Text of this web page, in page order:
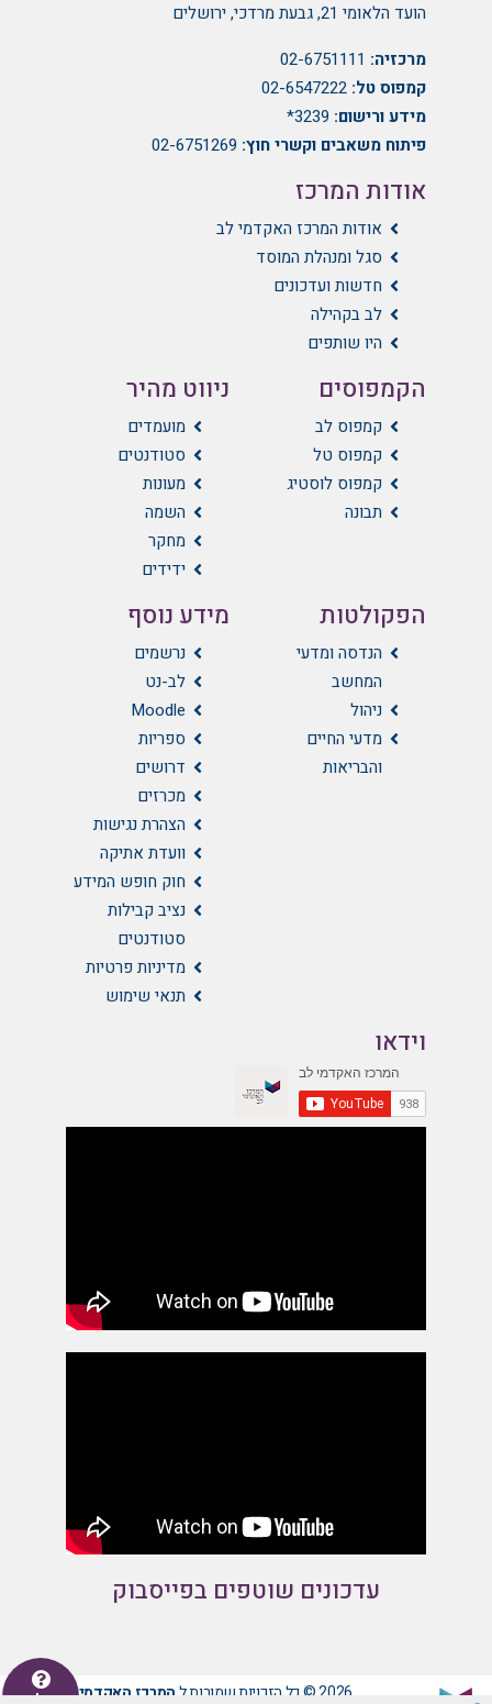
יש לכם
הועד הלאומי 21, גבעת מרדכי, ירושלים
מרכזיה: 02-6751111
קמפוס טל: 02-6547222
מידע ורישום: 3239*
פיתוח משאבים וקשרי חוץ: 02-6751269
אודות המרכז
אודות המרכז האקדמי לב
סגל ומנהלת המוסד
חדשות ועדכונים
לב בקהילה
היו שותפים
הקמפוסים
קמפוס לב
קמפוס טל
קמפוס לוסטיג
תבונה
הפקולטות
הנדסה ומדעי
המחשב
ניהול
מדעי החיים
והבריאות
ניווט מהיר
מועמדים
סטודנטים
מעונות
השמה
מחקר
ידידים
מידע נוסף
נרשמים
לב-נט
Moodle
ספריות
דרושים
מכרזים
הצהרת נגישות
וועדת אתיקה
חוק חופש המידע
נציב קבילות
סטודנטים
מדיניות פרטיות
תנאי שימוש
וידאו
עדכונים שוטפים בפייסבוק
2026 © כל הזכויות שמורות ל המרכז האקדמי לב -